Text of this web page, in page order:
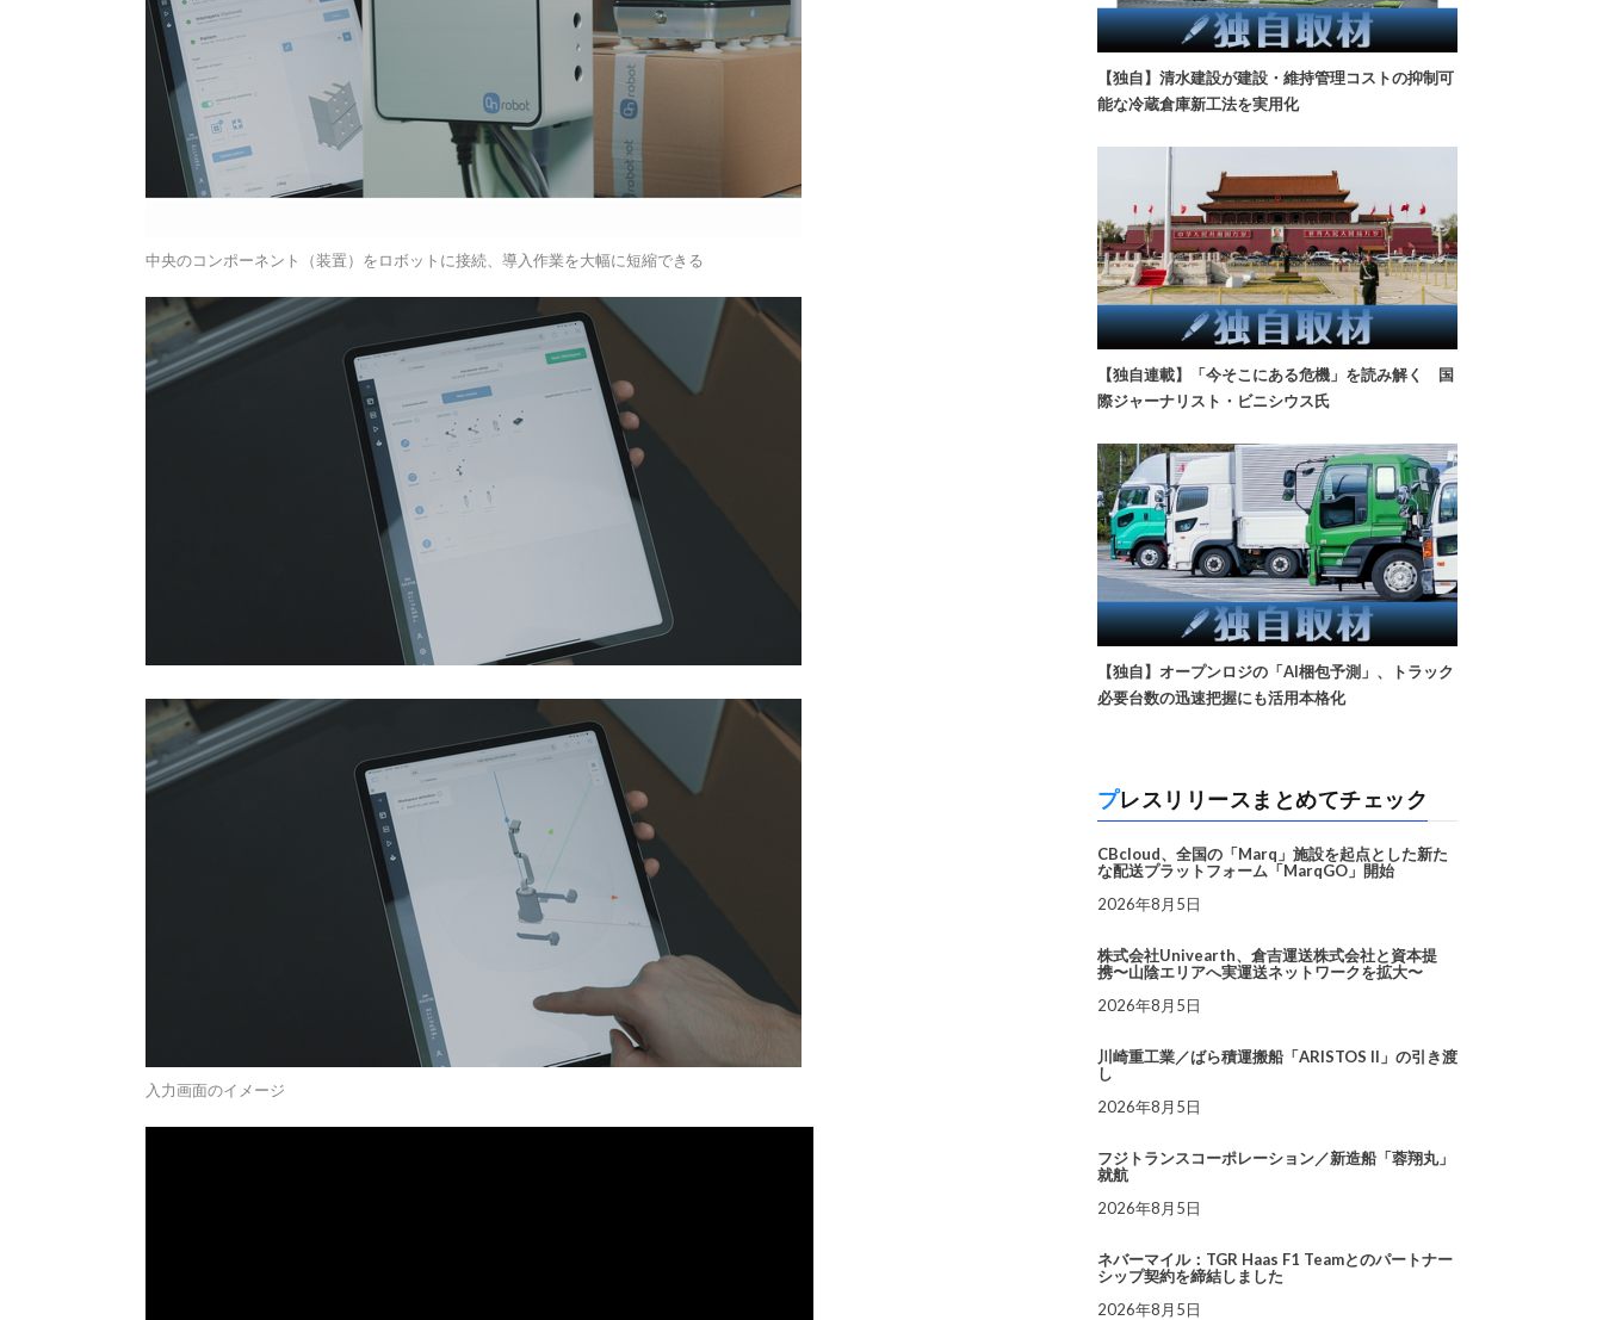
中央のコンポーネント（装置）をロボットに接続、導入作業を大幅に短縮できる
入力画面のイメージ
【独自】清水建設が建設・維持管理コストの抑制可
能な冷蔵倉庫新工法を実用化
【独自連載】「今そこにある危機」を読み解く 国
際ジャーナリスト・ビニシウス氏
【独自】オープンロジの「AI梱包予測」、トラック
必要台数の迅速把握にも活用本格化
プレスリリースまとめてチェック
CBcloud、全国の「Marq」施設を起点とした新た
な配送プラットフォーム「MarqGO」開始
2026年8月5日
株式会社Univearth、倉吉運送株式会社と資本提
携〜山陰エリアへ実運送ネットワークを拡大〜
2026年8月5日
川崎重工業／ばら積運搬船「ARISTOS II」の引き渡
し
2026年8月5日
フジトランスコーポレーション／新造船「蓉翔丸」
就航
2026年8月5日
ネバーマイル：TGR Haas F1 Teamとのパートナー
シップ契約を締結しました
2026年8月5日